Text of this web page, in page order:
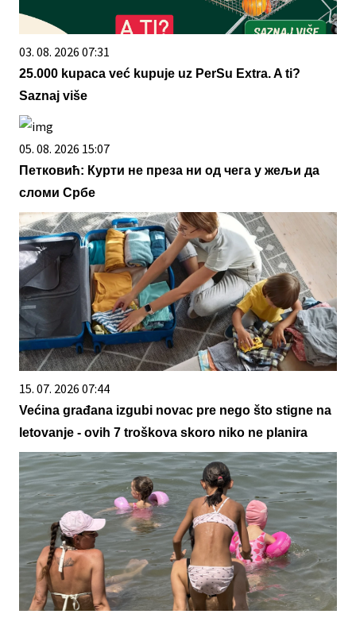
03. 08. 2026 07:31
25.000 kupaca već kupuje uz PerSu Extra. A ti?
Saznaj više
05. 08. 2026 15:07
Петковић: Курти не преза ни од чега у жељи да
сломи Србе
15. 07. 2026 07:44
Većina građana izgubi novac pre nego što stigne na
letovanje - ovih 7 troškova skoro niko ne planira